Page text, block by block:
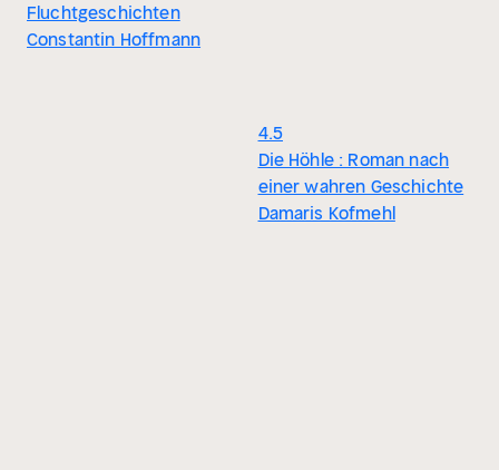
Fluchtgeschichten
Constantin Hoffmann
4.5
Die Höhle : Roman nach
einer wahren Geschichte
Damaris Kofmehl